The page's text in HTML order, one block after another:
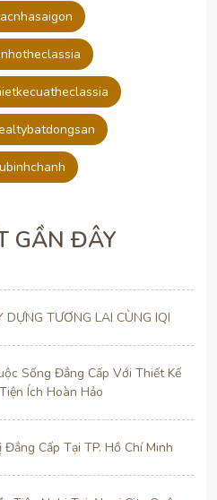
GẦN ĐÂY
TƯƠNG LAI CÙNG IQI
Sống Đẳng Cấp Với Thiết Kế
Ích Hoàn Hảo
Cấp Tại TP. Hồ Chí Minh